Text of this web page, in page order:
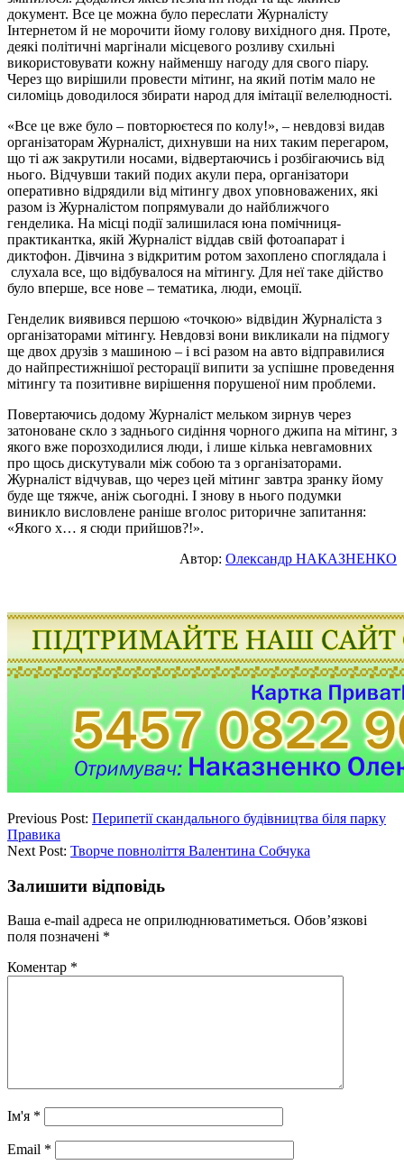
документ. Все це можна було переслати Журналісту
Інтернетом й не морочити йому голову вихідного дня. Проте,
деякі політичні маргінали місцевого розливу схильні
використовувати кожну найменшу нагоду для свого піару.
Через що вирішили провести мітинг, на який потім мало не
силоміць доводилося збирати народ для імітації велелюдності.
«Все це вже було – повторюєтеся по колу!», – невдовзі видав
організаторам Журналіст, дихнувши на них таким перегаром,
що ті аж закрутили носами, відвертаючись і розбігаючись від
нього. Відчувши такий подих акули пера, організатори
оперативно відрядили від мітингу двох уповноважених, які
разом із Журналістом попрямували до найближчого
генделика. На місці події залишилася юна помічниця-
практикантка, якій Журналіст віддав свій фотоапарат і
диктофон. Дівчина з відкритим ротом захоплено споглядала і
слухала все, що відбувалося на мітингу. Для неї таке дійство
було вперше, все нове – тематика, люди, емоції.
Генделик виявився першою «точкою» відвідин Журналіста з
організаторами мітингу. Невдовзі вони викликали на підмогу
ще двох друзів з машиною – і всі разом на авто відправилися
до найпрестижнішої ресторації випити за успішне проведення
мітингу та позитивне вирішення порушеної ним проблеми.
Повертаючись додому Журналіст мельком зирнув через
затоноване скло з заднього сидіння чорного джипа на мітинг, з
якого вже порозходилися люди, і лише кілька невгамовних
про щось дискутували між собою та з організаторами.
Журналіст відчував, що через цей мітинг завтра зранку йому
буде ще тяжче, аніж сьогодні. І знову в нього подумки
виникло висловлене раніше вголос риторичне запитання:
«Якого х… я сюди прийшов?!».
Автор: Олександр НАКАЗНЕНКО
Previous Post: Перипетії скандального будівництва біля парку
Правика
Next Post: Творче повноліття Валентина Собчука
Залишити відповідь
Ваша e-mail адреса не оприлюднюватиметься. Обов’язкові
поля позначені *
Коментар *
Ім'я *
Email *